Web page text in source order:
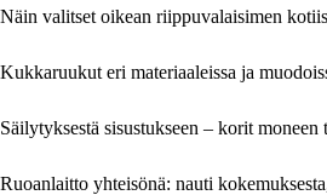
Näin valitset oikean riippuvalaisimen
Kukkaruukut eri materiaaleissa ja
Säilytyksestä sisustukseen – korit moneen
Ruoanlaitto yhteisönä: nauti